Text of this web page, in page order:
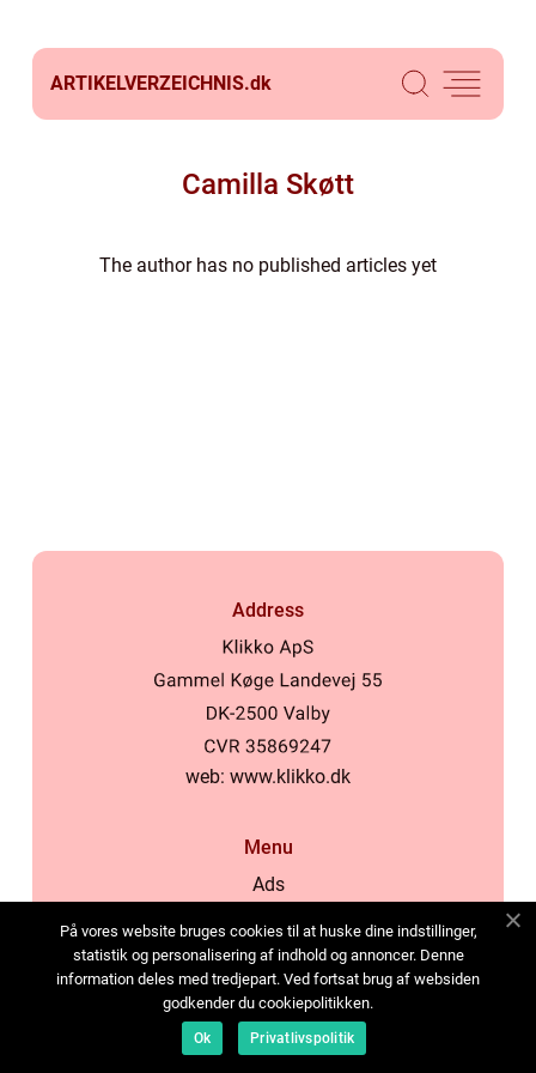
ARTIKELVERZEICHNIS.dk
Camilla Skøtt
The author has no published articles yet
Address
web: www.klikko.dk
Menu
Ads
Cookies
Contact
Sitemap
På vores website bruges cookies til at huske dine indstillinger,
statistik og personalisering af indhold og annoncer. Denne
information deles med tredjepart. Ved fortsat brug af websiden
godkender du cookiepolitikken.
Ok Privatlivspolitik